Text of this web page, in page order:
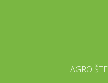
AGRO